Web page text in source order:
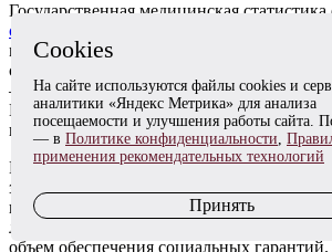
Государственная медицинская
статформы № 7
медицинских документах и реестрах
собираются вручную на «бересте» и не
— в информационных системах и
Многие специалисты подтверждают бо
именной второй категории.
Проблема в том, что статистика
заболеваемости не просто цифры. Это
и, соответственно, конкретные деньги на
лечение. Чем выше заболеваемость, тем
объем обеспечения социальных гарантий.
Cookies
На сайте используются файлы cookies и
аналитики «Яндекс Метрика» для анализа
посещаемости и улучшения работы сайта.
— в Политике конфиденциальности,
применения рекомендательных технологий
Принять